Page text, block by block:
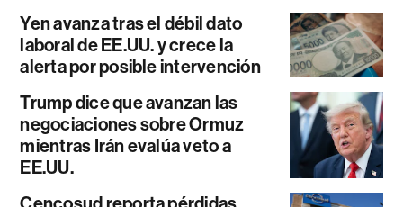
Yen avanza tras el débil dato
laboral de EE.UU. y crece la
alerta por posible intervención
Trump dice que avanzan las
negociaciones sobre Ormuz
mientras Irán evalúa veto a
EE.UU.